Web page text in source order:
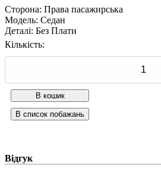
Сторона: Права пасажирська
Модель: Седан
Деталі: Без Плати
Кількість:
Відгук